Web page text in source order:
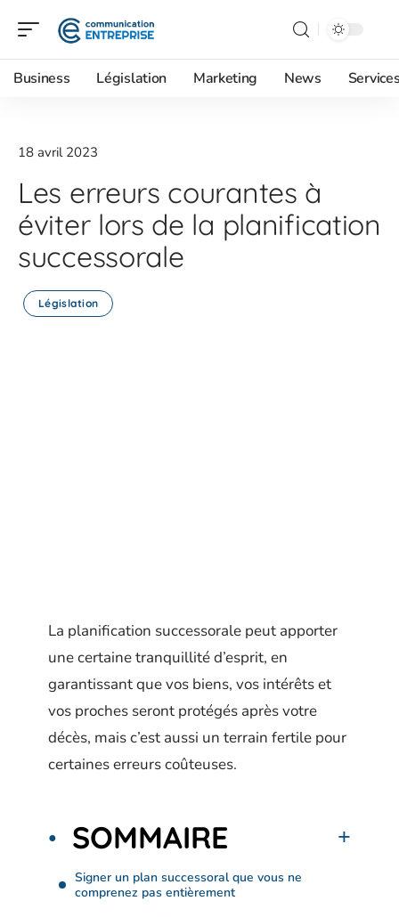
Business Législation Marketing News
18 avril 2023
Les erreurs courantes à
éviter lors de la planification
successorale
Législation
La planification successorale peut apporter
une certaine tranquillité d’esprit, en
garantissant que vos biens, vos intérêts et
vos proches seront protégés après votre
décès, mais c’est aussi un terrain fertile pour
certaines erreurs coûteuses.
SOMMAIRE
Signer un plan successoral que vous ne
comprenez pas entièrement